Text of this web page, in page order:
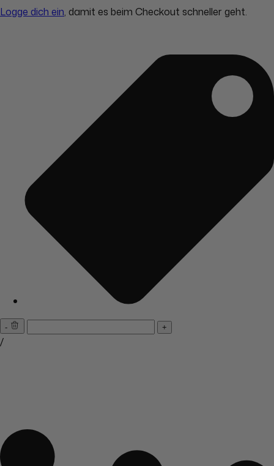
Logge dich ein, damit es beim Checkout schneller geht.
- +
/